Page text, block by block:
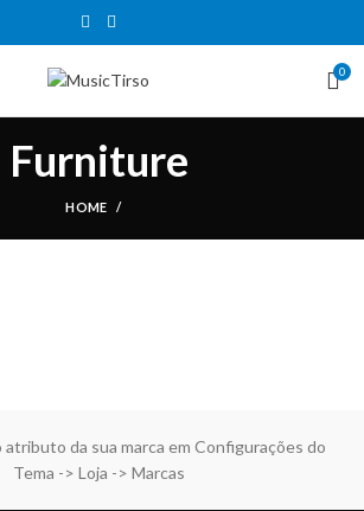
0
Furniture
HOME
atributo da sua marca em Configurações do
Tema -> Loja -> Marcas